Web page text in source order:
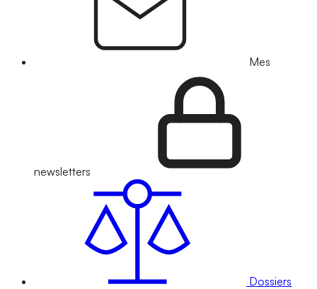
Mes
newsletters
Dossiers